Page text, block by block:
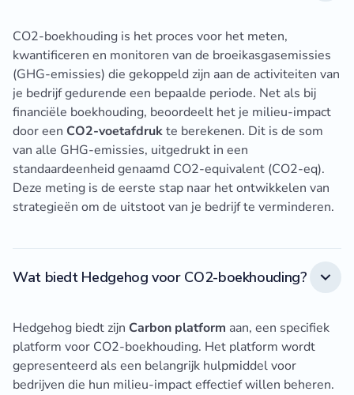
CO2-boekhouding is het proces voor het meten,
kwantificeren en monitoren van de broeikasgasemissies
(GHG-emissies) die gekoppeld zijn aan de activiteiten van
je bedrijf gedurende een bepaalde periode. Net als bij
financiële boekhouding, beoordeelt het je milieu-impact
door een CO2-voetafdrukte berekenen. Dit is de som
van alle GHG-emissies, uitgedrukt in een
standaardeenheid genaamd CO2-equivalent (CO2-eq).
Deze meting is de eerste stap naar het ontwikkelen van
strategieën om de uitstoot van je bedrijf te verminderen.
Wat biedt Hedgehog voor CO2-boekhouding?
Hedgehog biedt zijn Carbon platform aan, een specifiek
platform voor CO2-boekhouding. Het platform wordt
gepresenteerd als een belangrijk hulpmiddel voor
bedrijven die hun milieu-impact effectief willen beheren.